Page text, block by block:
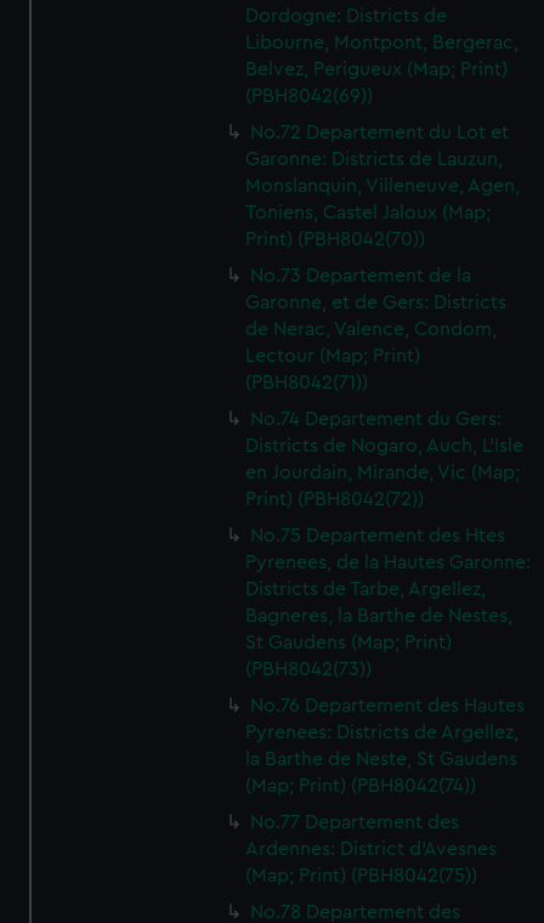
Dordogne: Districts de
Libourne, Montpont, Bergerac,
Belvez, Perigueux (Map; Print)
(PBH8042(69))
No.72 Departement du Lot et
Garonne: Districts de Lauzun,
Monslanquin, Villeneuve, Agen,
Toniens, Castel Jaloux (Map;
Print) (PBH8042(70))
No.73 Departement de la
Garonne, et de Gers: Districts
de Nerac, Valence, Condom,
Lectour (Map; Print)
(PBH8042(71))
No.74 Departement du Gers:
Districts de Nogaro, Auch, L'Isle
en Jourdain, Mirande, Vic (Map;
Print) (PBH8042(72))
No.75 Departement des Htes
Pyrenees, de la Hautes Garonne:
Districts de Tarbe, Argellez,
Bagneres, la Barthe de Nestes,
St Gaudens (Map; Print)
(PBH8042(73))
No.76 Departement des Hautes
Pyrenees: Districts de Argellez,
la Barthe de Neste, St Gaudens
(Map; Print) (PBH8042(74))
No.77 Departement des
Ardennes: District d'Avesnes
(Map; Print) (PBH8042(75))
No.78 Departement des